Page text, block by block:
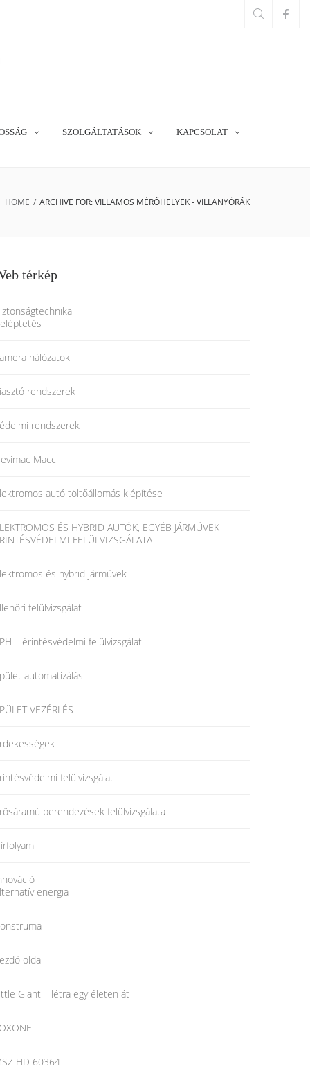
SZOLGÁLTATÁSOK KAPCSOLAT
HOME / ARCHIVE FOR: VILLAMOS MÉRŐHELYEK - VILLANYÓRÁK
térkép
hálózatok
rendszerek
rendszerek
Macc
autó töltőállomás kiépítése
ÉS HYBRID AUTÓK, EGYÉB JÁRMŰVEK
FELÜLVIZSGÁLATA
és hybrid járművek
felülvizsgálat
– érintésvédelmi felülvizsgálat
automatizálás
VEZÉRLÉS
felülvizsgálat
berendezések felülvizsgálata
energia
oldal
Giant – létra egy életen át
HD 60364